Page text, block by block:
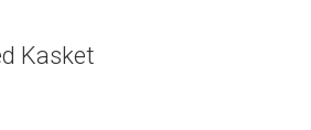
Kasket